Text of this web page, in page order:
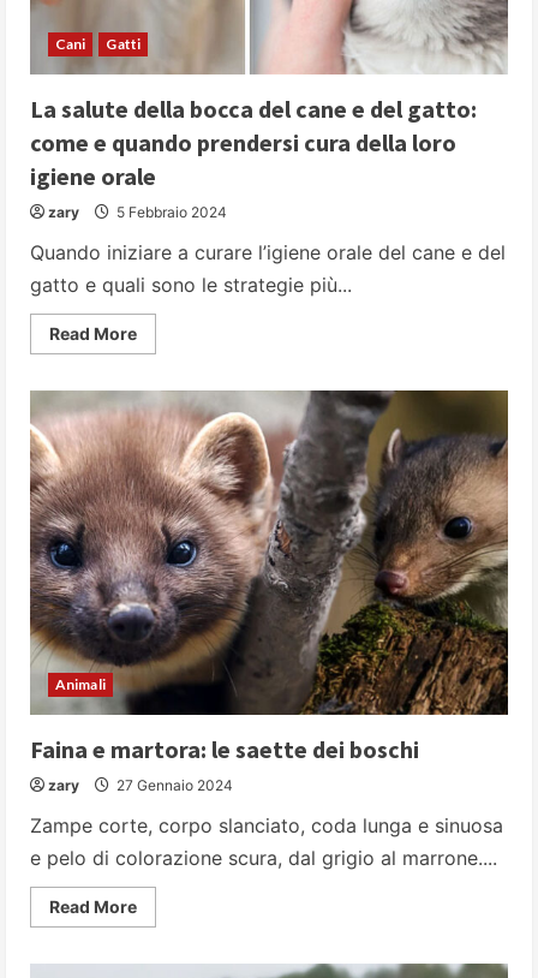
Cani Gatti
La salute della bocca del cane e del gatto:
come e quando prendersi cura della loro
igiene orale
zary 5 Febbraio 2024
Quando iniziare a curare l’igiene orale del cane e del
gatto e quali sono le strategie più...
Read MoreRead
more
salute
della
bocca
del
cane
e
del
gatto:
come
e
quando
prendersi
cura
della
loro
igiene
orale
Animali
Faina e martora: le saette dei boschi
zary 27 Gennaio 2024
Zampe corte, corpo slanciato, coda lunga e sinuosa
e pelo di colorazione scura, dal grigio al marrone....
Read MoreRead
more